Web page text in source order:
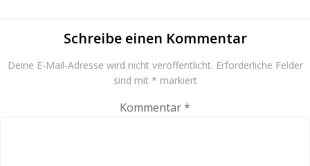
Schreibe einen Kommentar
Deine E-Mail-Adresse wird nicht veröffentlicht. Erforderliche Felder
sind mit * markiert
Kommentar*